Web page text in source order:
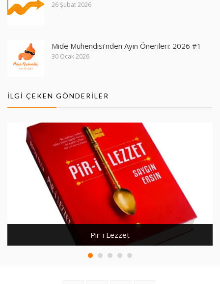
26 Şubat 2026
Mide Mühendisi’nden Ayın Önerileri: 2026 #1
30 Ocak 2026
İLGI ÇEKEN GÖNDERILER
Pir-i Lezzet